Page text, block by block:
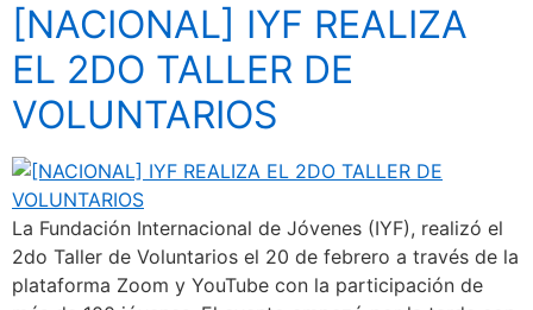
[NACIONAL] IYF REALIZA
EL 2DO TALLER DE
VOLUNTARIOS
La Fundación Internacional de Jóvenes (IYF), realizó el
2do Taller de Voluntarios el 20 de febrero a través de la
plataforma Zoom y YouTube con la participación de